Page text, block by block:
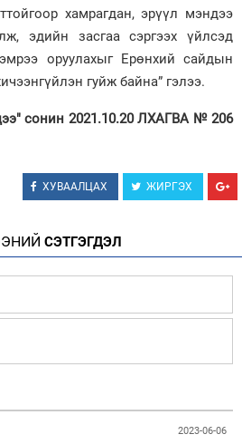
хамрагдан, эрүүл мэндээ
эдийн засгаа сэргээх үйлсэд
оруулахыг Ерөнхий сайдын
гуйж байна” гэлээ.
сонин 2021.10.20 ЛХАГВА № 206
ХУВААЛЦАХ ЖИРГЭХ
СЭТГЭГДЭЛ
2023-06-06